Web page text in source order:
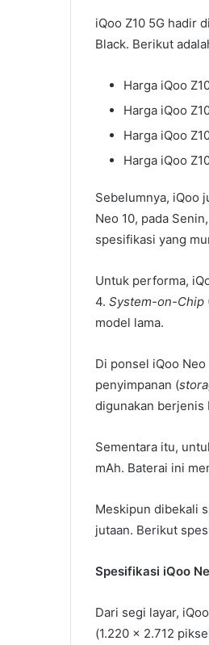
iQoo Z10 5G hadir
Black. Berikut
Harga iQoo
Harga iQoo
Harga iQoo
Harga iQoo
Sebelumnya, iQoo
Neo 10, pada
spesifikasi yang
Untuk performa,
4. System-on-Chip
model lama.
Di ponsel iQoo Neo
penyimpanan (
digunakan berjenis
Sementara itu,
mAh. Baterai ini
Meskipun dibekali
jutaan. Berikut
Spesifikasi iQoo
Dari segi layar,
(1.220 x 2.712